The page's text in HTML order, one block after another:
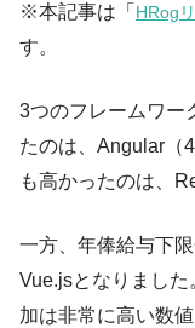
※本記事は「 HRog
す。
3つのフレームワー
たのは、Angular（
も高かったのは、
一方、年俸給与下
Vue.jsとなりまし
加は非常に高い数値